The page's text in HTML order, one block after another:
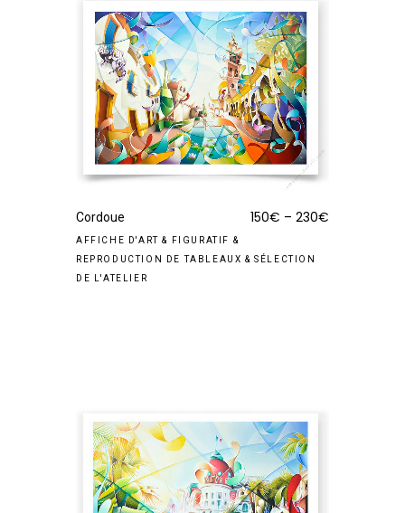
Cordoue 150€ – 230€
AFFICHE D'ART & FIGURATIF &
REPRODUCTION DE TABLEAUX &SÉLECTION
DE L'ATELIER